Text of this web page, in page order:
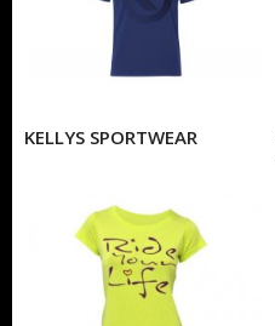
KELLYS SPORTWEAR